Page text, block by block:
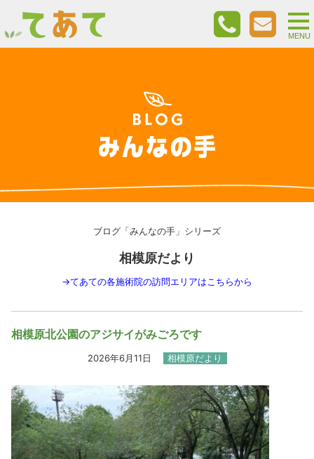
ブログ「みんなの手」シリーズ
相模原だより
→てあての各施術院の訪問エリアはこちらから
相模原北公園のアジサイがみごろです
2026年6月11日 相模原だより
MENU